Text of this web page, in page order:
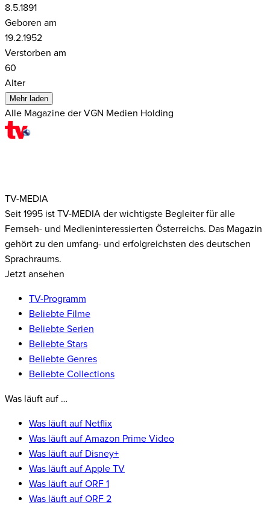
8.5.1891
Geboren am
19.2.1952
Verstorben am
60
Alter
Mehr laden
Alle Magazine der VGN Medien Holding
TV-MEDIA
Seit 1995 ist TV-MEDIA der wichtigste Begleiter für alle
Fernseh- und Medieninteressierten Österreichs. Das Magazin
gehört zu den umfang- und erfolgreichsten des deutschen
Sprachraums.
Jetzt ansehen
TV-Programm
Beliebte Filme
Beliebte Serien
Beliebte Stars
Beliebte Genres
Beliebte Collections
Was läuft auf …
Was läuft auf Netflix
Was läuft auf Amazon Prime Video
Was läuft auf Disney+
Was läuft auf Apple TV
Was läuft auf ORF 1
Was läuft auf ORF 2